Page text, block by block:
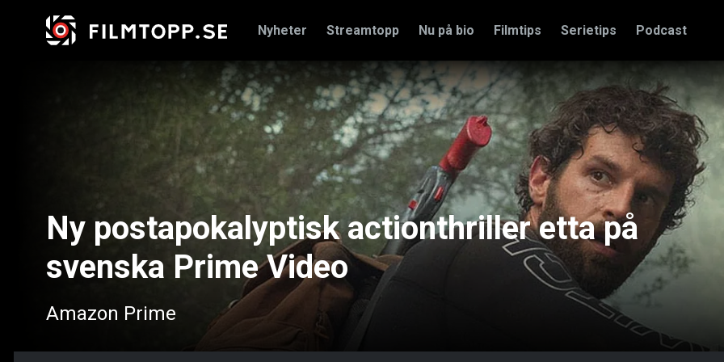
Nyheter Streamtopp Nu på bio Filmtips Serietips Podcast
Ny postapokalyptisk actionthriller etta på
svenska Prime Video
Amazon Prime